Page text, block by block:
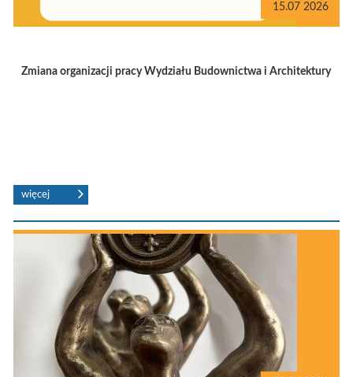
15.07 2026
Zmiana organizacji pracy Wydziału Budownictwa i Architektury